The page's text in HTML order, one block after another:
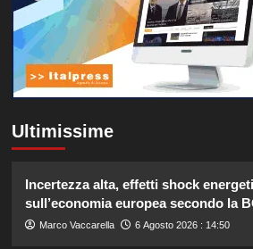
Ultimissime
Incertezza alta, effetti shock
sull’economia europea secondo la
Marco Vaccarella 6 Agosto 2026 : 14:50